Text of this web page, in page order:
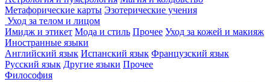
Метафорические карты Эзотерические учения
Уход за телом и лицом
Имидж и этикет Мода и стиль Прочее Уход за кожей и макияж
Иностранные языки
Английский язык Испанский язык Французский язык
Русский язык Другие языки Прочее
Философия